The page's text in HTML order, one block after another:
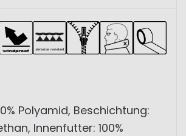
Polyamid, Beschichtung:
Innenfutter: 100%